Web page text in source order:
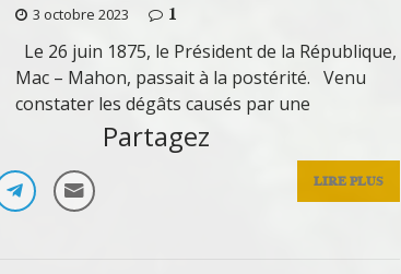
3 octobre 2023
1
Le 26 juin 1875, le Président de la République,
Mac – Mahon, passait à la postérité. Venu
constater les dégâts causés par une
LIRE PLUS
Partagez